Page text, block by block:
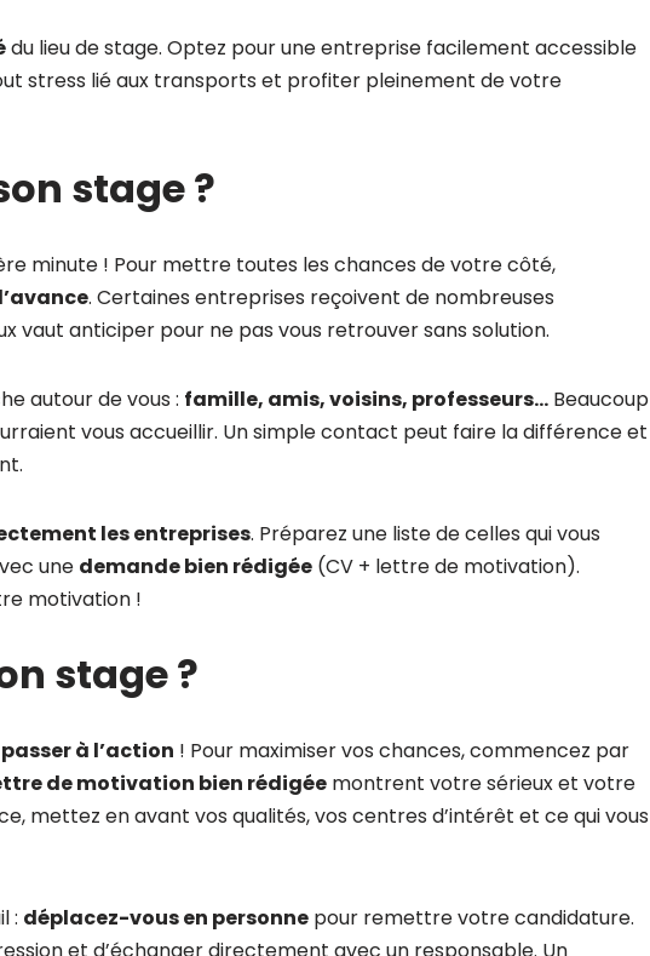
du lieu de stage. Optez pour une entreprise facilement accessible
stress lié aux transports et profiter pleinement de votre
stage ?
minute ! Pour mettre toutes les chances de votre côté,
. Certaines entreprises reçoivent de nombreuses
vaut anticiper pour ne pas vous retrouver sans solution.
autour de vous : famille, amis, voisins, professeurs… Beaucoup
vous accueillir. Un simple contact peut faire la différence et
les entreprises. Préparez une liste de celles qui vous
une demande bien rédigée (CV + lettre de motivation).
motivation !
stage ?
passer à l’action ! Pour maximiser vos chances, commencez par
de motivation bien rédigée montrent votre sérieux et votre
mettez en avant vos qualités, vos centres d’intérêt et ce qui vous
: déplacez-vous en personne pour remettre votre candidature.
et d’échanger directement avec un responsable. Un